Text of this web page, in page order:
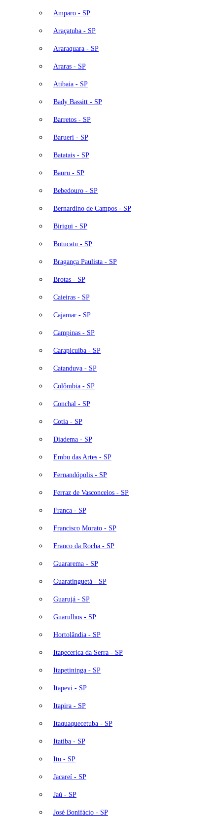
Amparo - SP
Araçatuba - SP
Araraquara - SP
Araras - SP
Atibaia - SP
Bady Bassitt - SP
Barretos - SP
Barueri - SP
Batatais - SP
Bauru - SP
Bebedouro - SP
Bernardino de Campos - SP
Birigui - SP
Botucatu - SP
Bragança Paulista - SP
Brotas - SP
Caieiras - SP
Cajamar - SP
Campinas - SP
Carapicuíba - SP
Catanduva - SP
Colômbia - SP
Conchal - SP
Cotia - SP
Diadema - SP
Embu das Artes - SP
Fernandópolis - SP
Ferraz de Vasconcelos - SP
Franca - SP
Francisco Morato - SP
Franco da Rocha - SP
Guararema - SP
Guaratinguetá - SP
Guarujá - SP
Guarulhos - SP
Hortolândia - SP
Itapecerica da Serra - SP
Itapetininga - SP
Itapevi - SP
Itapira - SP
Itaquaquecetuba - SP
Itatiba - SP
Itu - SP
Jacareí - SP
Jaú - SP
José Bonifácio - SP